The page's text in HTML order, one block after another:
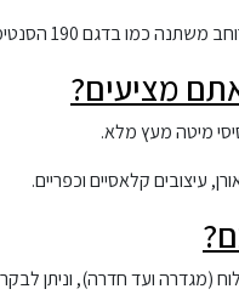
מציעים?
מיטה מעץ מלא.
עיצובים קלאסיים וכפריים.
(מגדרה ועד חדרה), וניתן